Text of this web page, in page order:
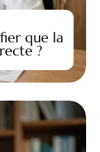
que la
?